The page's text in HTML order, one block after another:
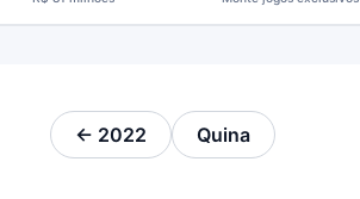
← 2022 Quina